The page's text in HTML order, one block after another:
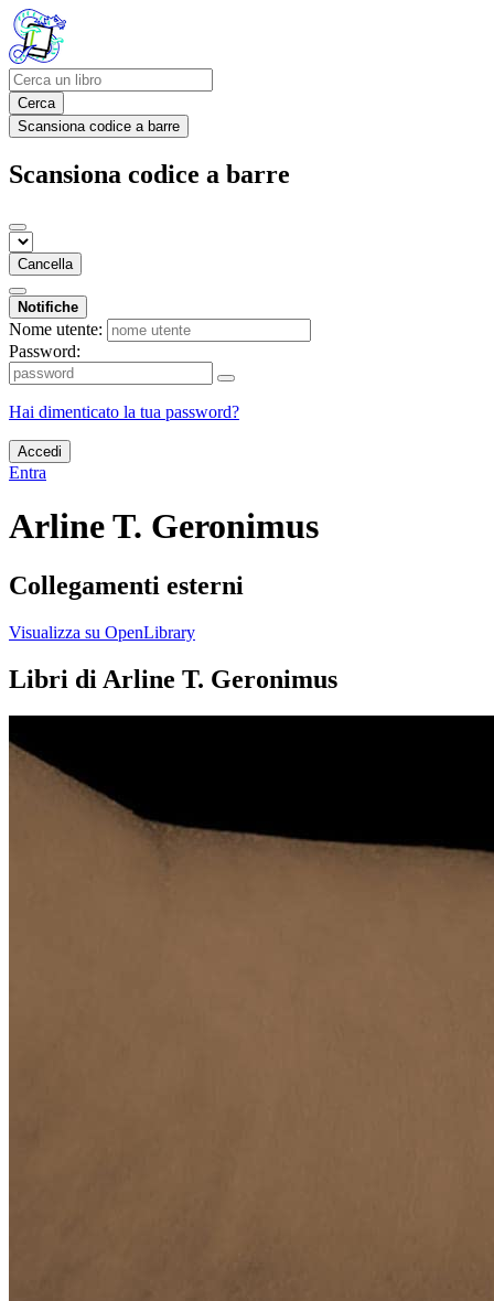
Cerca
Scansiona codice a barre
Scansiona codice a barre
Cancella
Notifiche
Nome utente:
Password:
Hai dimenticato la tua password?
Accedi
Entra
Arline T. Geronimus
Collegamenti esterni
Visualizza su OpenLibrary
Libri di Arline T. Geronimus